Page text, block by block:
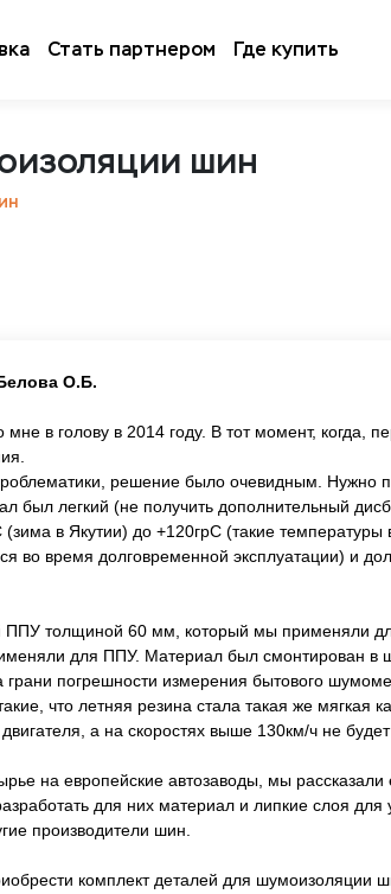
Стать партнером Где купить
шин
О.Б.
в голову в 2014 году. В тот момент, когда,
решение было очевидным. Нужно
легкий (не получить дополнительный
в Якутии) до +120грС (такие температуры
во время долговременной эксплуатации) и
толщиной 60 мм, который мы применяли
для ППУ. Материал был смонтирован
погрешности измерения бытового
что летняя резина стала такая же мягкая
а на скоростях выше 130км/ч не
на европейские автозаводы, мы
для них материал и липкие слоя
производители шин.
комплект деталей для шумоизоляции